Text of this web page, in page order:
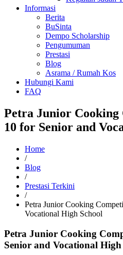
Informasi
Berita
BuSinta
Dempo Scholarship
Pengumuman
Prestasi
Blog
Asrama / Rumah Kos
Hubungi Kami
FAQ
Petra Junior Cooking
10 for Senior and
Home
/
Blog
/
Prestasi Terkini
/
Petra Junior Cooking
Vocational High School
Petra Junior Cooking
Senior and Vocational High